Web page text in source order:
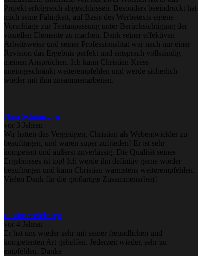
Projekt erfolgreich abgeschlossen. Besonders beeindruckt hat
mich seine Fähigkeit, auf Basis des Werbetexts eigene
Vorschläge zur Textanpassung unter Berücksichtigung der
visuellen Elemente zu machen. Dank seiner effektiven
Arbeitsweise und seiner Professionalität war nach nur einer
Revision das Ergebnis perfekt und entsprach vollständig
meinen Ansprüchen. Ich kann Christian Kress
uneingeschränkt weiterempfehlen und werde sicherlich
wieder mit ihm zusammenarbeiten.
Nina Schumacher
vor 3 Jahren
Wir hatten das Vergnügen, Christian als Webentwickler zu
beauftragen, und waren super zufrieden! Er ist sehr
kompetent und äußerst zuverlässig. Die Qualität seines
Ergebnisses ist top! Ich werde ihn definitiv gerne wieder
beauftragen und kann Christian wärmstens weiterempfehlen.
Vielen Dank für die großartige Zusammenarbeit!
rotstirn webdesign
vor 4 Jahren
Er hat uns wieder sehr mit seiner freundlichen und
kompetenten Art geholfen. Jederzeit wieder, sehr zu
empfehlen. Danke